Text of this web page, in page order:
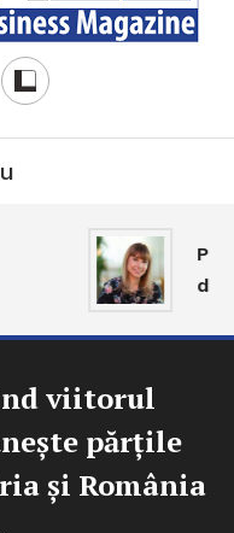
dar
viitorul
părțile
și România